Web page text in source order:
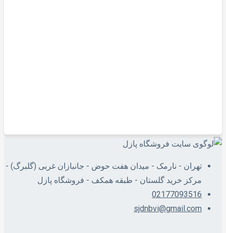
تهران - نارمک - میدان هفت حوض - جانبازان غربی (گلبرگ) -
مرکز خرید گلستان - طبقه همکف - فروشگاه پازل
02177093516
sjdnbvi@gmail.com